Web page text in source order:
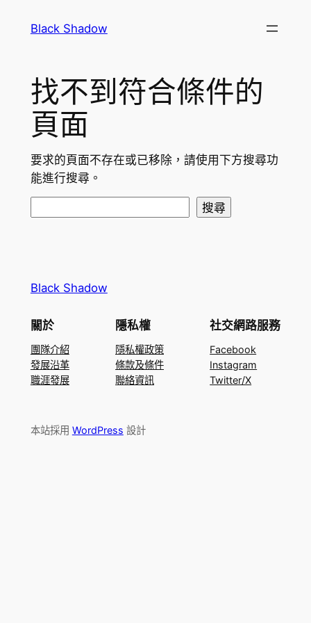
Black Shadow
找不到符合條件的
頁面
要求的頁面不存在或已移除，請使用下方搜尋功
能進行搜尋。
搜尋
Black Shadow
關於
團隊介紹
發展沿革
職涯發展
隱私權
隱私權政策
條款及條件
聯絡資訊
社交網路服務
Facebook
Instagram
Twitter/X
本站採用 WordPress 設計